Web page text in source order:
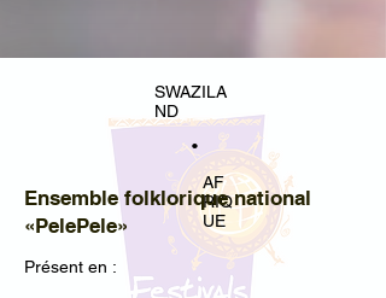
SWAZILA
ND
•
AF
RIQ
UE
Ensemble folklorique national
«PelePele»
Présent en :